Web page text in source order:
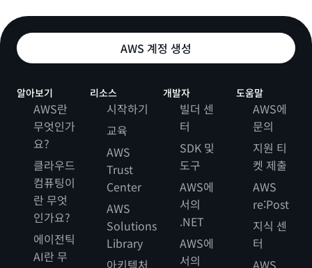
AWS 계정 생성
알아보기
AWS란
무엇인가
요?
클라우드
컴퓨팅이
란 무엇
인가요?
에이전틱
AI란 무
리소스
시작하기
교육
AWS
Trust
Center
AWS
Solutions
Library
개발자
빌더 센
터
SDK 및
도구
AWS에
서의
.NET
AWS에
서의
도움말
AWS에
문의
지원 티
켓 제출
AWS
re:Post
지식 센
터